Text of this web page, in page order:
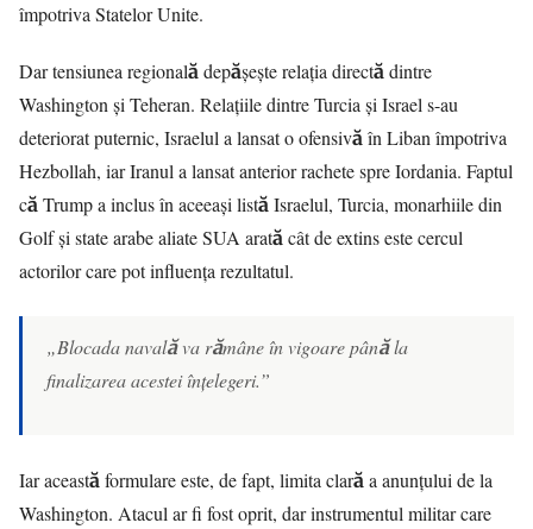
împotriva Statelor Unite.
Dar tensiunea regională depășește relația directă dintre
Washington și Teheran. Relațiile dintre Turcia și Israel s-au
deteriorat puternic, Israelul a lansat o ofensivă în Liban împotriva
Hezbollah, iar Iranul a lansat anterior rachete spre Iordania. Faptul
că Trump a inclus în aceeași listă Israelul, Turcia, monarhiile din
Golf și state arabe aliate SUA arată cât de extins este cercul
actorilor care pot influența rezultatul.
„Blocada navală va rămâne în vigoare până la
finalizarea acestei înțelegeri.”
Iar această formulare este, de fapt, limita clară a anunțului de la
Washington. Atacul ar fi fost oprit, dar instrumentul militar care